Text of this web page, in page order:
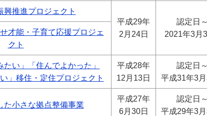
興推進プロジェクト
平成29年
2月24日
認定日～
2021年3月
才能・子育て応援プロジェ
クト
い」「住んでよかった」
」移住・定住プロジェクト
平成28年
12月13日
認定日～
平成31年3月
た小さな拠点整備事業
平成27年
6月30日
認定日～
平成29年3月